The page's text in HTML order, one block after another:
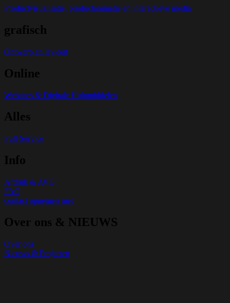
Productvisualisatie, productanimatie en interactieve media
grafisch
Ontwerp en lay-out
Online
Websites & Digitale Hulpmiddelen
Alles
Full-Service
Info
Afdruk & AVG
FAQ
contact opnemen met
Over ons & NIEUWS
Over ons
Nieuws & Projecten